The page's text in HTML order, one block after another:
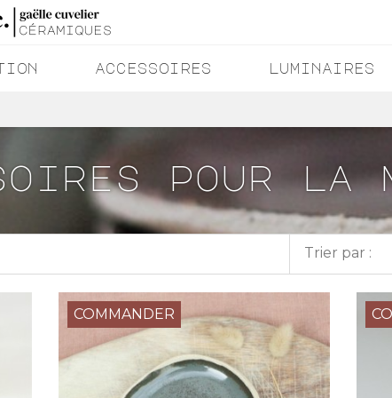
accessoires luminaires
pour la
Trier par :
COMMANDER